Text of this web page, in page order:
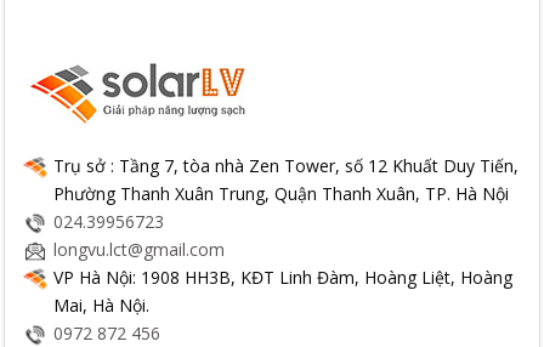
Trụ sở : Tầng 7, tòa nhà Zen Tower, số 12 Khuất Duy Tiến,
Phường Thanh Xuân Trung, Quận Thanh Xuân, TP. Hà Nội
024.39956723
longvu.lct@gmail.com
VP Hà Nội: 1908 HH3B, KĐT Linh Đàm, Hoàng Liệt, Hoàng
Mai, Hà Nội.
0972 872 456